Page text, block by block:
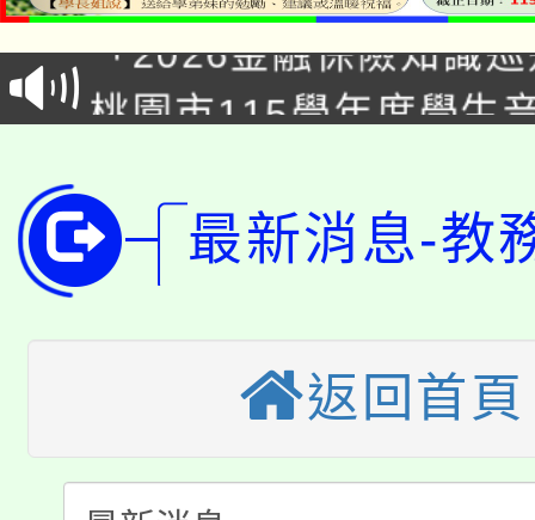
代理(課)教師甄選結果(
「2026金融保險知識
車」活動
桃園市115學年度學生
代理(課)教師甄選結果(
公告本校115學年度第
代理(課)教師甄選結果(
轉知中國文化大學推廣
《TA101》溝通分析基
程，歡迎學生輔導中心
心理、諮商輔導、社會
轉知苗栗縣政府辦理
縣市「校園短影音徵
門員」簡章及活動海報
桃園市115學年度學生
要點
「桃園市補助參觀特色
最新消息-教
返回首頁